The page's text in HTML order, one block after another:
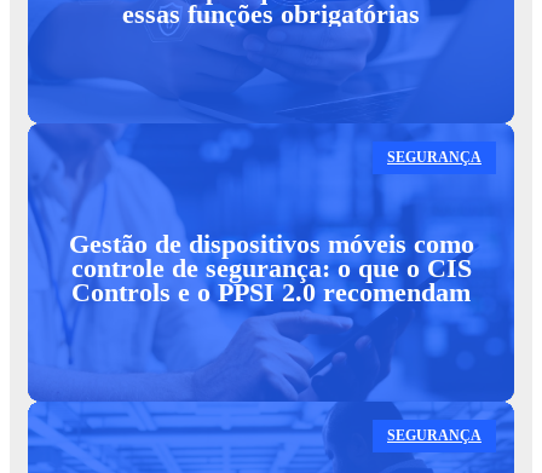
essas funções obrigatórias
SEGURANÇA
Gestão de dispositivos móveis como
controle de segurança: o que o CIS
Controls e o PPSI 2.0 recomendam
SEGURANÇA